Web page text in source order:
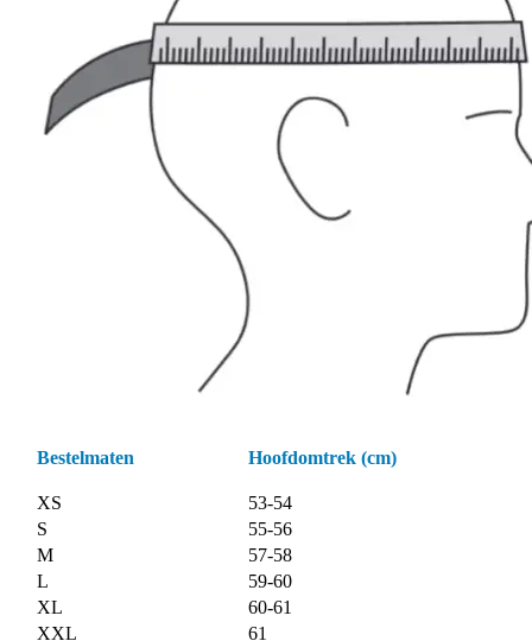
Bestelmaten Hoofdomtrek (cm)
XS
53-54
S
55-56
M
57-58
L
59-60
XL
60-61
XXL
61